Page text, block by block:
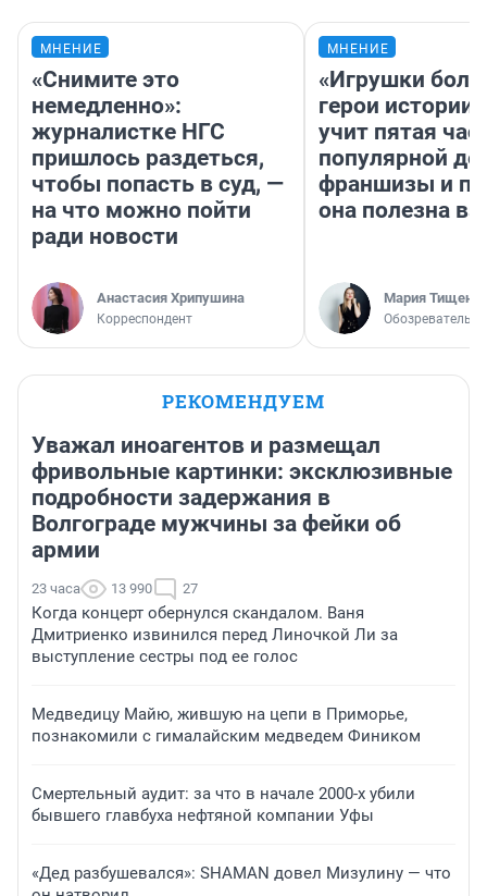
МНЕНИЕ
«Снимите это
немедленно»:
журналистке НГС
пришлось раздеться,
чтобы попасть в суд, —
на что можно пойти
ради новости
Анастасия Хрипушина
Корреспондент
МНЕНИЕ
«Игрушки
герои
учит пятая
популярной
франшизы и
она полезна
Мария Тищенко
Обозреватель
РЕКОМЕНДУЕМ
Уважал иноагентов и размещал
фривольные картинки: эксклюзивные
подробности задержания в
Волгограде мужчины за фейки об
армии
23 часа 13 990 27
Когда концерт обернулся скандалом. Ваня
Дмитриенко извинился перед Линочкой Ли за
выступление сестры под ее голос
Медведицу Майю, жившую на цепи в Приморье,
познакомили с гималайским медведем Фиником
Смертельный аудит: за что в начале 2000-х убили
бывшего главбуха нефтяной компании Уфы
«Дед разбушевался»: SHAMAN довел Мизулину — что